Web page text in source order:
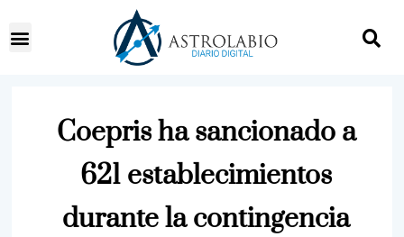
Coepris ha sancionado a
621 establecimientos
durante la contingencia